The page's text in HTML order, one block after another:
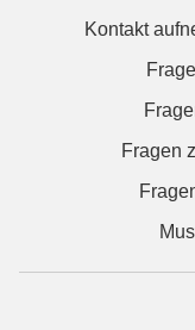
Kontakt
Fragen